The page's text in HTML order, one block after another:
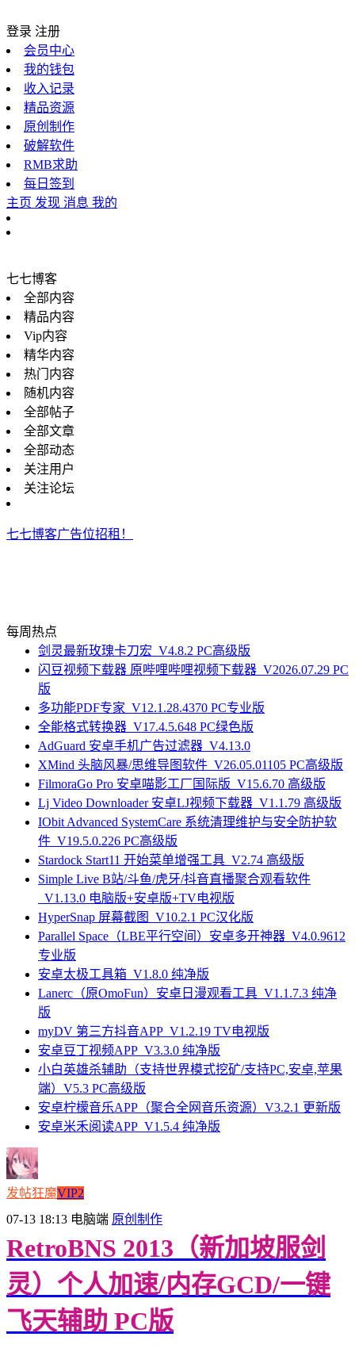
登录 注册
会员中心
我的钱包
收入记录
精品资源
原创制作
破解软件
RMB求助
每日签到
主页 发现 消息 我的
七七博客
全部内容
精品内容
Vip内容
精华内容
热门内容
随机内容
全部帖子
全部文章
全部动态
关注用户
关注论坛
七七博客广告位招租！
每周热点
剑灵最新玫瑰卡刀宏_V4.8.2 PC高级版
闪豆视频下载器 原哔哩哔哩视频下载器_V2026.07.29 PC
版
多功能PDF专家_V12.1.28.4370 PC专业版
全能格式转换器_V17.4.5.648 PC绿色版
AdGuard 安卓手机广告过滤器_V4.13.0
XMind 头脑风暴/思维导图软件_V26.05.01105 PC高级版
FilmoraGo Pro 安卓喵影工厂国际版_V15.6.70 高级版
Lj Video Downloader 安卓LJ视频下载器_V1.1.79 高级版
IObit Advanced SystemCare 系统清理维护与安全防护软
件_V19.5.0.226 PC高级版
Stardock Start11 开始菜单增强工具_V2.74 高级版
Simple Live B站/斗鱼/虎牙/抖音直播聚合观看软件
_V1.13.0 电脑版+安卓版+TV电视版
HyperSnap 屏幕截图_V10.2.1 PC汉化版
Parallel Space（LBE平行空间）安卓多开神器_V4.0.9612
专业版
安卓太极工具箱_V1.8.0 纯净版
Lanerc（原OmoFun）安卓日漫观看工具_V1.1.7.3 纯净
版
myDV 第三方抖音APP_V1.2.19 TV电视版
安卓豆丁视频APP_V3.3.0 纯净版
小白英雄杀辅助（支持世界模式挖矿/支持PC,安卓,苹果
端）V5.3 PC高级版
安卓柠檬音乐APP（聚合全网音乐资源）V3.2.1 更新版
安卓米禾阅读APP_V1.5.4 纯净版
发帖狂魔VIP2
07-13 18:13 电脑端 原创制作
RetroBNS 2013（新加坡服剑
灵）个人加速/内存GCD/一键
飞天辅助 PC版